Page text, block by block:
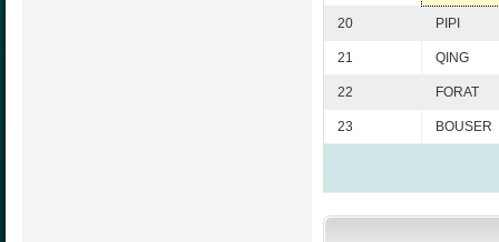
20 PIPI
21 QING
22 FORAT
23 BOUSER